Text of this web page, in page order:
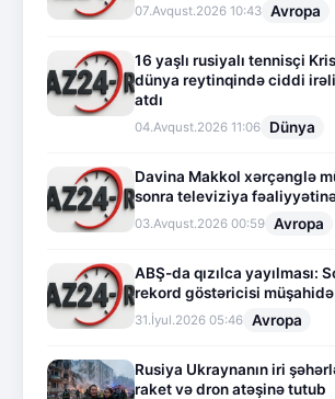
07.Avqust.2026 10:43 Avropa
16 yaşlı rusiyalı tennisçi
dünya reytinqində ciddi
atdı
04.Avqust.2026 11:06 Dünya
Davina Makkol xərçənglə
sonra televiziya
03.Avqust.2026 00:59 Avropa
ABŞ-da qızılca yayılması:
rekord göstəricisi
31.İyul.2026 05:46 Avropa
Rusiya Ukraynanın iri
raket və dron atəşinə tutub